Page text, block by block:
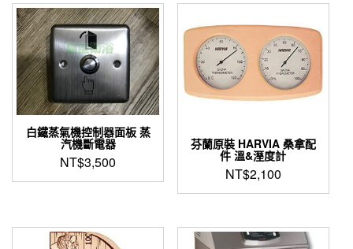
白鐵蒸氣機控制器面板 蒸
汽機斷電器
NT$3,500
芬蘭原裝 HARVIA 桑拿配
件 溫&溼度計
NT$2,100